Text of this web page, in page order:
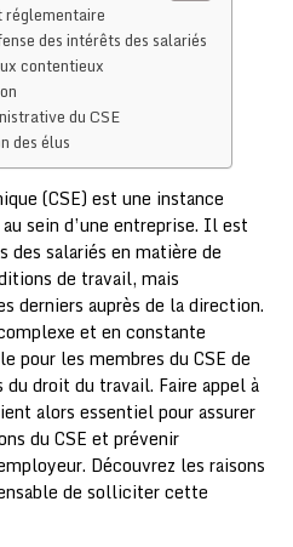
réglementaire
des intérêts des salariés
contentieux
du CSE
des élus
(CSE) est une instance
sein d’une entreprise. Il est
salariés en matière de
de travail, mais
derniers auprès de la direction.
et en constante
les membres du CSE de
droit du travail. Faire appel à
alors essentiel pour assurer
du CSE et prévenir
Découvrez les raisons
de solliciter cette